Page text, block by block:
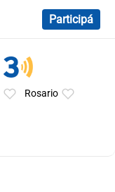
Participá
Rosario